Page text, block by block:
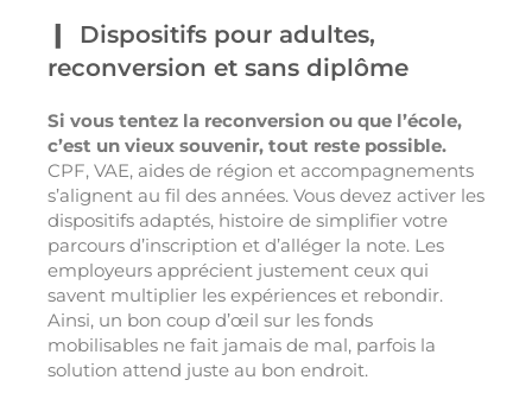
Dispositifs pour adultes,
reconversion et sans diplôme
Si vous tentez la reconversion ou que l’école,
c’est un vieux souvenir, tout reste possible.
CPF, VAE, aides de région et accompagnements
s’alignent au fil des années. Vous devez activer les
dispositifs adaptés, histoire de simplifier votre
parcours d’inscription et d’alléger la note. Les
employeurs apprécient justement ceux qui
savent multiplier les expériences et rebondir.
Ainsi, un bon coup d’œil sur les fonds
mobilisables ne fait jamais de mal, parfois la
solution attend juste au bon endroit.